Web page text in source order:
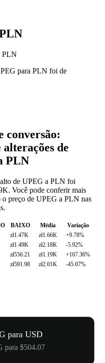
PLN
para PLN foi de
conversão:
de
PLN
de UPEG a PLN foi
Você pode conferir mais
preço de UPEG a PLN nas
BAIXO Média
Variação
zł1.47K zł1.66K
+9.78%
zł1.49K zł2.18K
-5.92%
zł556.21 zł1.19K
+167.36%
zł591.98 zł2.01K -45.07%
para USD
para $504.07